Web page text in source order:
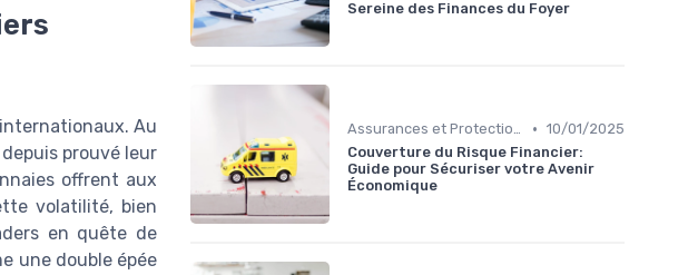
Au
prouvé leur
offrent aux
volatilité, bien
en quête de
une double épée
Sereine des Finances du Foyer
Assurances et Protections Financières • 10/01/2025
Couverture du Risque Financier:
Guide pour Sécuriser votre Avenir
Économique